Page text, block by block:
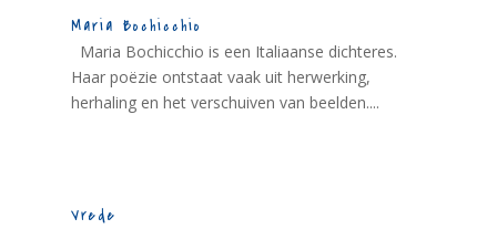
Maria Bochicchio
Maria Bochicchio is een Italiaanse dichteres.
Haar poëzie ontstaat vaak uit herwerking,
herhaling en het verschuiven van beelden....
Vrede